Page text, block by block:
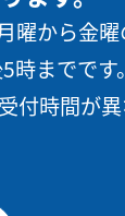
曜から金
時までです。
付時間が異